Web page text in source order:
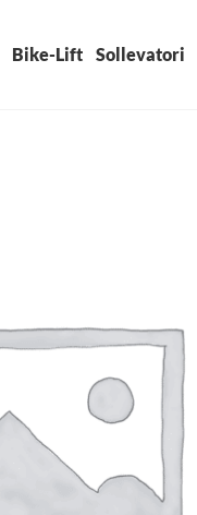
Bike-Lift Sollevatori